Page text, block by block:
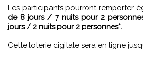
Les participants pourront remporter
de 8 jours / 7 nuits pour 2
jours / 2 nuits pour 2 personnes*.
Cette loterie digitale sera en ligne